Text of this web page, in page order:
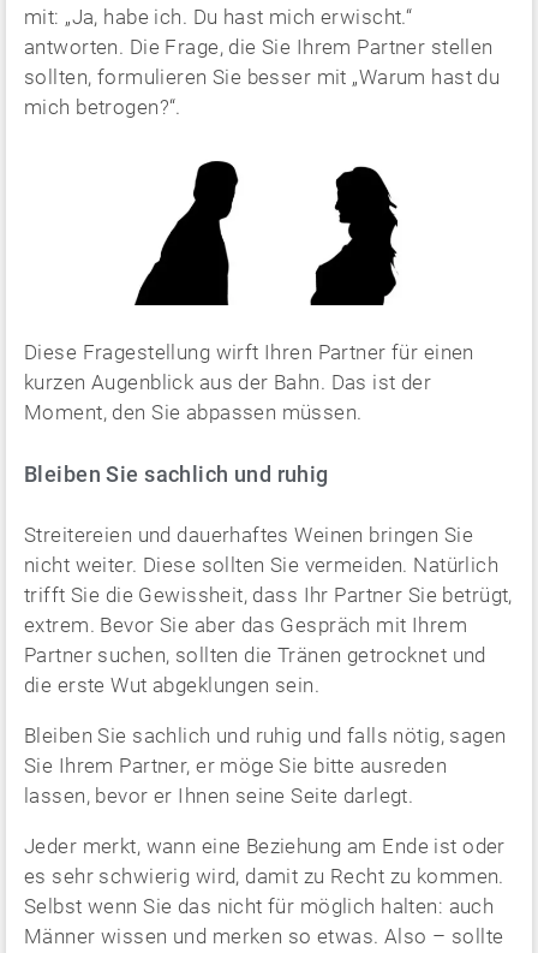
mit: „Ja, habe ich. Du hast mich erwischt.“
antworten. Die Frage, die Sie Ihrem Partner stellen
sollten, formulieren Sie besser mit „Warum hast du
mich betrogen?“.
Diese Fragestellung wirft Ihren Partner für einen
kurzen Augenblick aus der Bahn. Das ist der
Moment, den Sie abpassen müssen.
Bleiben Sie sachlich und ruhig
Streitereien und dauerhaftes Weinen bringen Sie
nicht weiter. Diese sollten Sie vermeiden. Natürlich
trifft Sie die Gewissheit, dass Ihr Partner Sie betrügt,
extrem. Bevor Sie aber das Gespräch mit Ihrem
Partner suchen, sollten die Tränen getrocknet und
die erste Wut abgeklungen sein.
Bleiben Sie sachlich und ruhig und falls nötig, sagen
Sie Ihrem Partner, er möge Sie bitte ausreden
lassen, bevor er Ihnen seine Seite darlegt.
Jeder merkt, wann eine Beziehung am Ende ist oder
es sehr schwierig wird, damit zu Recht zu kommen.
Selbst wenn Sie das nicht für möglich halten: auch
Männer wissen und merken so etwas. Also – sollte